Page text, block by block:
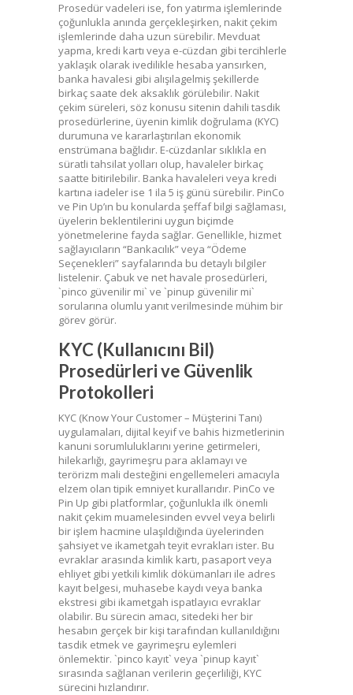
Prosedür vadeleri ise, fon yatırma işlemlerinde
çoğunlukla anında gerçekleşirken, nakit çekim
işlemlerinde daha uzun sürebilir. Mevduat
yapma, kredi kartı veya e-cüzdan gibi tercihlerle
yaklaşık olarak ivedilikle hesaba yansırken,
banka havalesi gibi alışılagelmiş şekillerde
birkaç saate dek aksaklık görülebilir. Nakit
çekim süreleri, söz konusu sitenin dahili tasdik
prosedürlerine, üyenin kimlik doğrulama (KYC)
durumuna ve kararlaştırılan ekonomik
enstrümana bağlıdır. E-cüzdanlar sıklıkla en
süratli tahsilat yolları olup, havaleler birkaç
saatte bitirilebilir. Banka havaleleri veya kredi
kartına iadeler ise 1 ila 5 iş günü sürebilir. PinCo
ve Pin Up’ın bu konularda şeffaf bilgi sağlaması,
üyelerin beklentilerini uygun biçimde
yönetmelerine fayda sağlar. Genellikle, hizmet
sağlayıcıların “Bankacılık” veya “Ödeme
Seçenekleri” sayfalarında bu detaylı bilgiler
listelenir. Çabuk ve net havale prosedürleri,
`pinco güvenilir mi` ve `pinup güvenilir mi`
sorularına olumlu yanıt verilmesinde mühim bir
görev görür.
KYC (Kullanıcını Bil)
Prosedürleri ve Güvenlik
Protokolleri
KYC (Know Your Customer – Müşterini Tanı)
uygulamaları, dijital keyif ve bahis hizmetlerinin
kanuni sorumluluklarını yerine getirmeleri,
hilekarlığı, gayrimeşru para aklamayı ve
terörizm mali desteğini engellemeleri amacıyla
elzem olan tipik emniyet kurallarıdır. PinCo ve
Pin Up gibi platformlar, çoğunlukla ilk önemli
nakit çekim muamelesinden evvel veya belirli
bir işlem hacmine ulaşıldığında üyelerinden
şahsiyet ve ikametgah teyit evrakları ister. Bu
evraklar arasında kimlik kartı, pasaport veya
ehliyet gibi yetkili kimlik dökümanları ile adres
kayıt belgesi, muhasebe kaydı veya banka
ekstresi gibi ikametgah ispatlayıcı evraklar
olabilir. Bu sürecin amacı, sitedeki her bir
hesabın gerçek bir kişi tarafından kullanıldığını
tasdik etmek ve gayrimeşru eylemleri
önlemektir. `pinco kayıt` veya `pinup kayıt`
sırasında sağlanan verilerin geçerliliği, KYC
sürecini hızlandırır.